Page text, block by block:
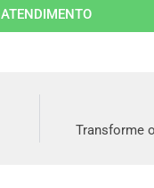
ATENDIMENTO
Transforme